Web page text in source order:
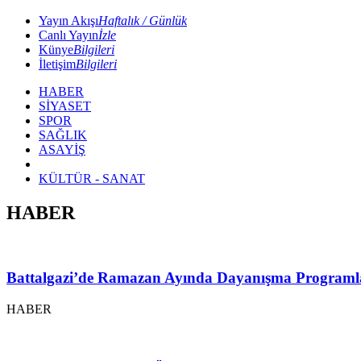
Yayın AkışıHaftalık / Günlük
Canlı Yayınİzle
KünyeBilgileri
İletişimBilgileri
HABER
SİYASET
SPOR
SAĞLIK
ASAYİŞ
KÜLTÜR - SANAT
HABER
Battalgazi’de Ramazan Ayında Dayanışma
HABER